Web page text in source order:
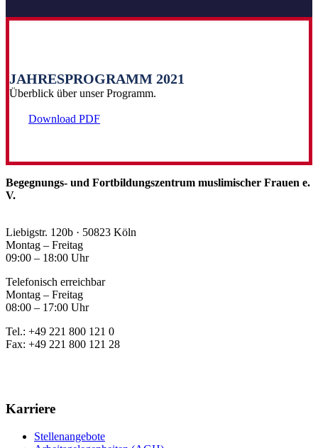
JAHRESPROGRAMM 2021
Überblick über unser Programm.
Download PDF
Begegnungs- und Fortbildungszentrum muslimischer Frauen e.
V.
Liebigstr. 120b · 50823 Köln
Montag – Freitag
09:00 – 18:00 Uhr
Telefonisch erreichbar
Montag – Freitag
08:00 – 17:00 Uhr
Tel.: +49 221 800 121 0
Fax: +49 221 800 121 28
Karriere
Stellenangebote